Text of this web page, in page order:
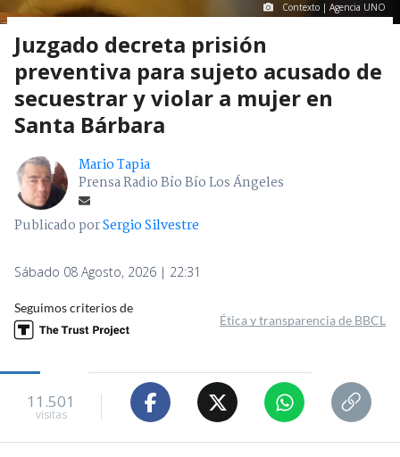
Contexto | Agencia UNO
Juzgado decreta prisión
preventiva para sujeto acusado de
secuestrar y violar a mujer en
Santa Bárbara
Mario Tapia
Prensa Radio Bío Bío Los Ángeles
Publicado porSergio Silvestre
Sábado 08 Agosto, 2026 | 22:31
Seguimos criterios de
Ética y transparencia de BBCL
11.501
visitas